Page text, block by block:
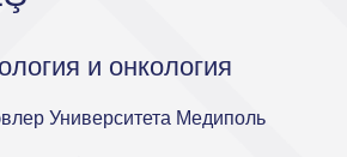
и онкология
Университета Медиполь